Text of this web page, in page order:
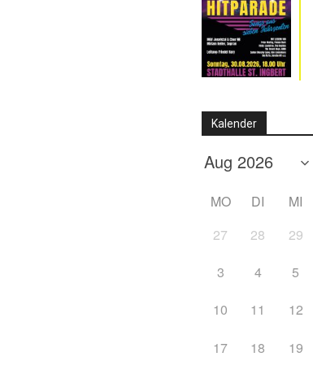
Kalender
MO DI MI
27
28 29
3 4 5
10 11 12
17 18 19